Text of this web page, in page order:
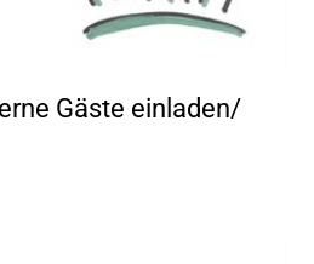
Gäste einladen/